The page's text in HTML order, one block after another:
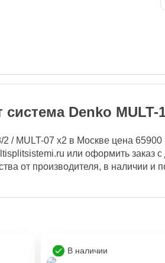
Denko MULT-
/ MULT-07 x2 в Москве цена
или оформить заказ
от производителя, в наличии и
В наличии